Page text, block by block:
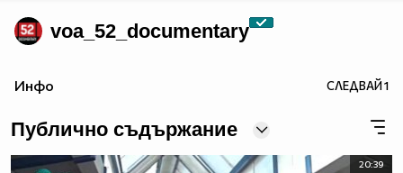
voa_52_documentary
Инфо СЛЕДВАЙ1
Публично съдържание
20:39